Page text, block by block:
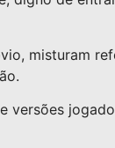
misturam
versões